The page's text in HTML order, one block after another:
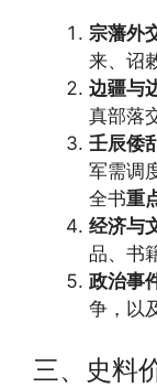
宗藩外
来、诏
边疆与
真部落
壬辰倭
军需调
全书重
经济与
品、书
政治事
争，以
三、史料